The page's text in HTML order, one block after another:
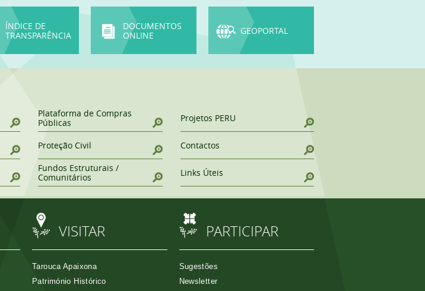
ÍNDICE DE
TRANSPARÊNCIA
DOCUMENTOS
ONLINE
GEOPORTAL
Plataforma de Compras
Públicas
Proteção Civil
Fundos Estruturais /
Comunitários
Projetos PERU
Contactos
Links Úteis
VISITAR
Tarouca Apaixona
Património Histórico
PARTICIPAR
Sugestões
Newsletter